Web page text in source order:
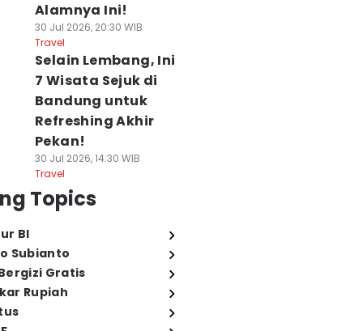
Alamnya Ini!
30 Jul 2026, 20:30 WIB
Travel
Selain Lembang, Ini
7 Wisata Sejuk di
Bandung untuk
Refreshing Akhir
Pekan!
30 Jul 2026, 14:30 WIB
Travel
Topics
BI
Subianto
Gratis
Rupiah